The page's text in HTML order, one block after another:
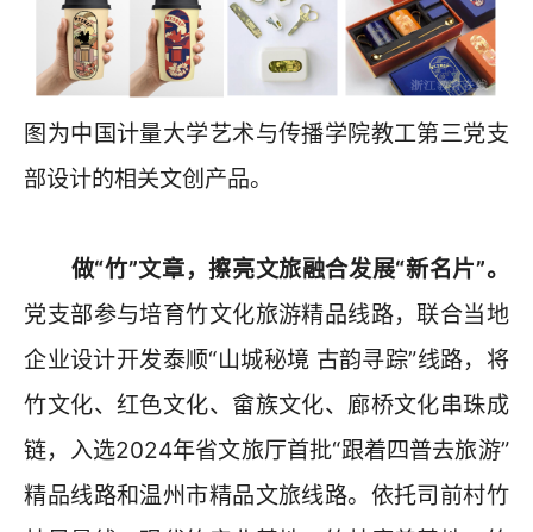
图为中国计量大学艺术与传播学院教工第三党支
部设计的相关文创产品。
做“竹”文章，擦亮文旅融合发展“新名片”。
党支部参与培育竹文化旅游精品线路，联合当地
企业设计开发泰顺“山城秘境 古韵寻踪”线路，将
竹文化、红色文化、畲族文化、廊桥文化串珠成
链，入选2024年省文旅厅首批“跟着四普去旅游”
精品线路和温州市精品文旅线路。依托司前村竹